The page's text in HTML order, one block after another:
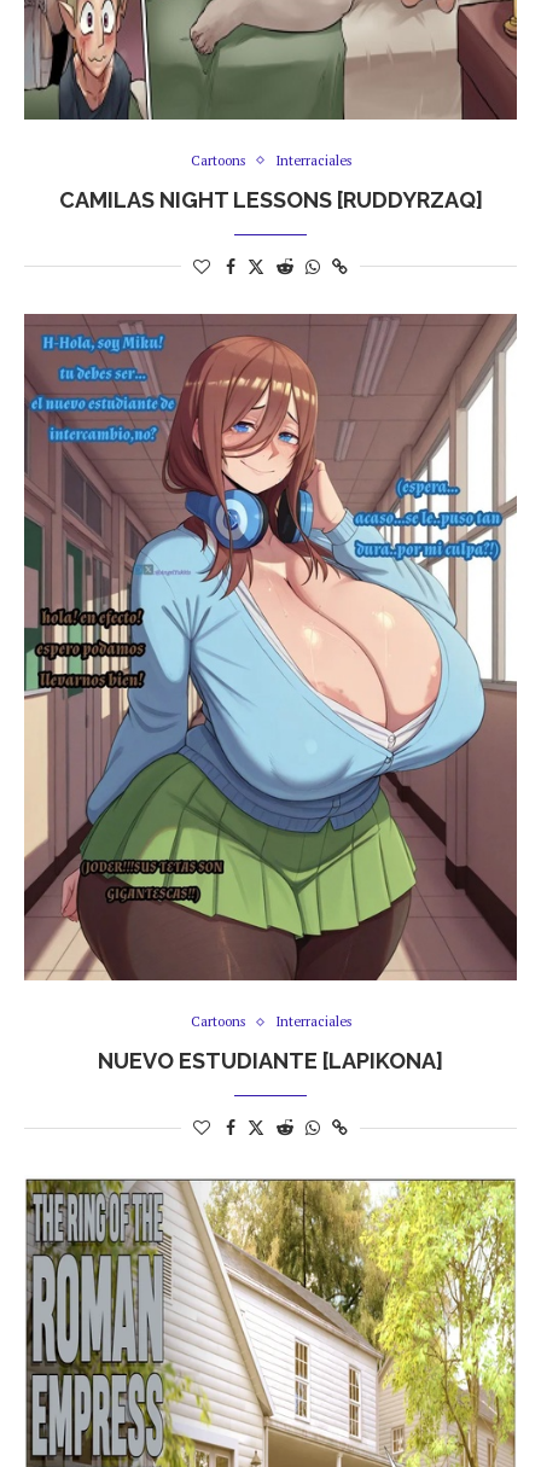
Cartoons Interraciales
CAMILAS NIGHT LESSONS [RUDDYRZAQ]
Cartoons Interraciales
NUEVO ESTUDIANTE [LAPIKONA]